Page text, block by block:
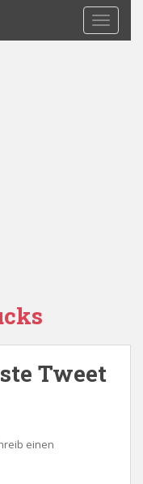
Tweet
einen